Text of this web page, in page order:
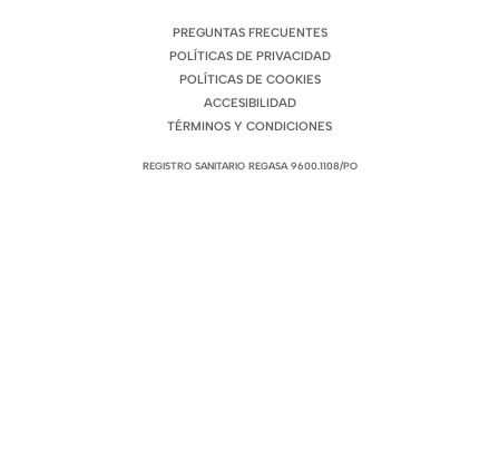
PREGUNTAS FRECUENTES
POLÍTICAS DE PRIVACIDAD
POLÍTICAS DE COOKIES
ACCESIBILIDAD
TÉRMINOS Y CONDICIONES
REGISTRO SANITARIO REGASA 9600.1108/PO